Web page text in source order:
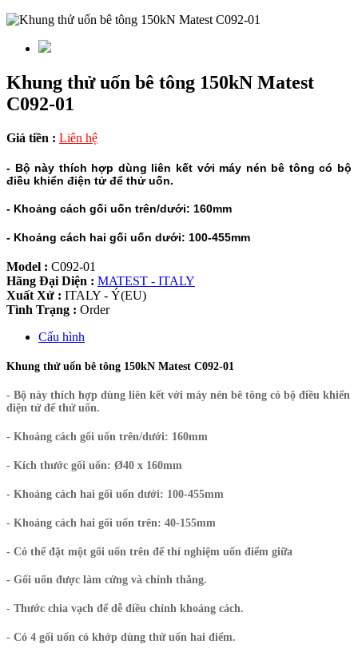
Khung thử uốn bê tông 150kN Matest
C092-01
Giá tiền : Liên hệ
- Bộ này thích hợp dùng liên kết với máy nén bê tông có bộ
điều khiển điện tử để thử uốn.
- Khoảng cách gối uốn trên/dưới: 160mm
- Khoảng cách hai gối uốn dưới: 100-455mm
Model : C092-01
Hãng Đại Diện : MATEST - ITALY
Xuất Xứ : ITALY - Ý(EU)
Tình Trạng : Order
Cấu hình
Khung thử uốn bê tông 150kN Matest C092-01
- Bộ này thích hợp dùng liên kết với máy nén bê tông có bộ điều khiển
điện tử để thử uốn.
- Khoảng cách gối uốn trên/dưới: 160mm
- Kích thước gối uốn: Ø40 x 160mm
- Khoảng cách hai gối uốn dưới: 100-455mm
- Khoảng cách hai gối uốn trên: 40-155mm
- Có thể đặt một gối uốn trên để thí nghiệm uốn điểm giữa
- Gối uốn được làm cứng và chỉnh thẳng.
- Thước chia vạch để dễ điều chỉnh khoảng cách.
- Có 4 gối uốn có khớp dùng thử uốn hai điểm.